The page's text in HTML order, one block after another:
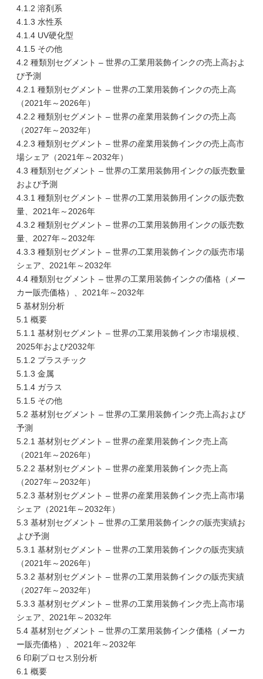
4.1.2 溶剤系
4.1.3 水性系
4.1.4 UV硬化型
4.1.5 その他
4.2 種類別セグメント – 世界の工業用装飾インクの売上高およ
び予測
4.2.1 種類別セグメント – 世界の工業用装飾インクの売上高
（2021年～2026年）
4.2.2 種類別セグメント – 世界の産業用装飾インクの売上高
（2027年～2032年）
4.2.3 種類別セグメント – 世界の産業用装飾インクの売上高市
場シェア（2021年～2032年）
4.3 種類別セグメント – 世界の工業用装飾用インクの販売数量
および予測
4.3.1 種類別セグメント – 世界の工業用装飾用インクの販売数
量、2021年～2026年
4.3.2 種類別セグメント – 世界の工業用装飾用インクの販売数
量、2027年～2032年
4.3.3 種類別セグメント – 世界の工業用装飾インクの販売市場
シェア、2021年～2032年
4.4 種類別セグメント – 世界の工業用装飾インクの価格（メー
カー販売価格）、2021年～2032年
5 基材別分析
5.1 概要
5.1.1 基材別セグメント – 世界の工業用装飾インク市場規模、
2025年および2032年
5.1.2 プラスチック
5.1.3 金属
5.1.4 ガラス
5.1.5 その他
5.2 基材別セグメント – 世界の工業用装飾インク売上高および
予測
5.2.1 基材別セグメント – 世界の産業用装飾インク売上高
（2021年～2026年）
5.2.2 基材別セグメント – 世界の産業用装飾インク売上高
（2027年～2032年）
5.2.3 基材別セグメント – 世界の産業用装飾インク売上高市場
シェア（2021年～2032年）
5.3 基材別セグメント – 世界の工業用装飾インクの販売実績お
よび予測
5.3.1 基材別セグメント – 世界の工業用装飾インクの販売実績
（2021年～2026年）
5.3.2 基材別セグメント – 世界の工業用装飾インクの販売実績
（2027年～2032年）
5.3.3 基材別セグメント – 世界の工業用装飾インク売上高市場
シェア、2021年～2032年
5.4 基材別セグメント – 世界の工業用装飾インク価格（メーカ
ー販売価格）、2021年～2032年
6 印刷プロセス別分析
6.1 概要